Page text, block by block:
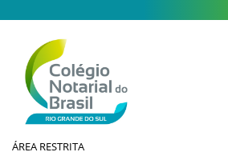
ÁREA RESTRITA